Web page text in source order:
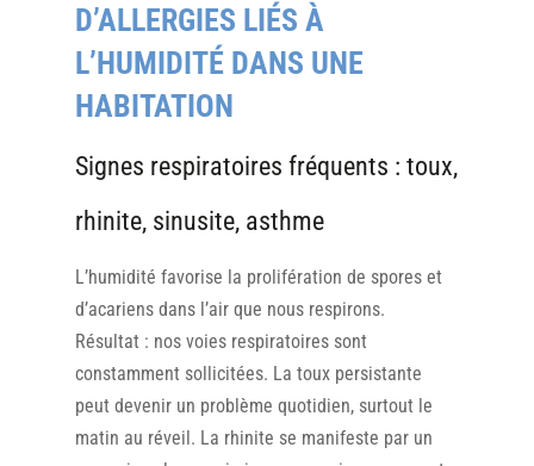
D’ALLERGIES LIÉS À
L’HUMIDITÉ DANS UNE
HABITATION
Signes respiratoires fréquents : toux,
rhinite, sinusite, asthme
L’humidité favorise la prolifération de spores et
d’acariens dans l’air que nous respirons.
Résultat : nos voies respiratoires sont
constamment sollicitées. La toux persistante
peut devenir un problème quotidien, surtout le
matin au réveil. La rhinite se manifeste par un